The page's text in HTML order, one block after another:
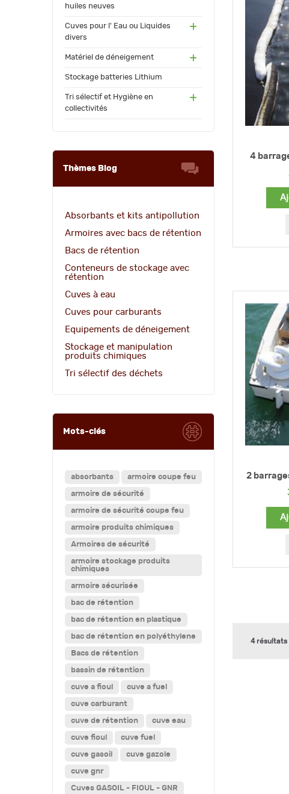
huiles neuves
Cuves pour l' Eau ou Liquides
divers
(72)
Matériel de déneigement
(34
Stockage batteries Lithium
Tri sélectif et Hygiène en
collectivités
(13
Thèmes Blog
Absorbants et kits antipollution
Armoires avec bacs de rétention
Bacs de rétention
Conteneurs de stockage avec
rétention
Cuves à eau
Cuves pour carburants
Equipements de déneigement
Stockage et manipulation
produits chimiques
Tri sélectif des déchets
Mots-clés
absorbants armoire coupe feu
armoire de sécurité
armoire de sécurité coupe feu
armoire produits chimiques
Armoires de sécurité
armoire stockage produits
chimiques
armoire sécurisée
bac de rétention
bac de rétention en plastique
bac de rétention en polyéthylene
Bacs de rétention
bassin de rétention
cuve a fioul cuve a fuel
cuve carburant
cuve de rétention cuve eau
cuve fioul cuve fuel
cuve gasoil cuve gazole
cuve gnr
Cuves GASOIL - FIOUL - GNR
4
2
4 résultats